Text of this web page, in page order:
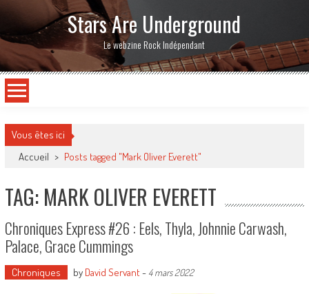
Stars Are Underground
Le webzine Rock Indépendant
Vous êtes ici
Accueil > Posts tagged "Mark Oliver Everett"
TAG: MARK OLIVER EVERETT
Chroniques Express #26 : Eels, Thyla, Johnnie Carwash,
Palace, Grace Cummings
Chroniques by David Servant- 4 mars 2022